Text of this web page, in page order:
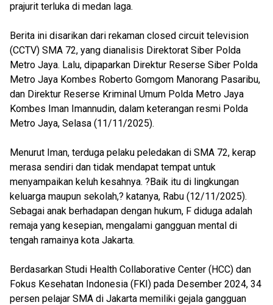
prajurit terluka di medan laga.
Berita ini disarikan dari rekaman closed circuit television
(CCTV) SMA 72, yang dianalisis Direktorat Siber Polda
Metro Jaya. Lalu, dipaparkan Direktur Reserse Siber Polda
Metro Jaya Kombes Roberto Gomgom Manorang Pasaribu,
dan Direktur Reserse Kriminal Umum Polda Metro Jaya
Kombes Iman Imannudin, dalam keterangan resmi Polda
Metro Jaya, Selasa (11/11/2025).
Menurut Iman, terduga pelaku peledakan di SMA 72, kerap
merasa sendiri dan tidak mendapat tempat untuk
menyampaikan keluh kesahnya. ?Baik itu di lingkungan
keluarga maupun sekolah,? katanya, Rabu (12/11/2025).
Sebagai anak berhadapan dengan hukum, F diduga adalah
remaja yang kesepian, mengalami gangguan mental di
tengah ramainya kota Jakarta.
Berdasarkan Studi Health Collaborative Center (HCC) dan
Fokus Kesehatan Indonesia (FKI) pada Desember 2024, 34
persen pelajar SMA di Jakarta memiliki gejala gangguan